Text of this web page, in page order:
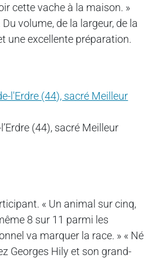
cette vache à la maison. »
volume, de la largeur, de la
une excellente préparation.
(44), sacré Meilleur
« Un animal sur cinq,
8 sur 11 parmi les
va marquer la race. » « Né
Georges Hily et son grand-